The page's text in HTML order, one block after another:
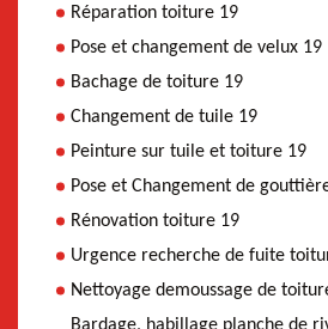
Réparation toiture 19
Pose et changement de velux 19
Bachage de toiture 19
Changement de tuile 19
Peinture sur tuile et toiture 19
Pose et Changement de
Rénovation toiture 19
Urgence recherche de fuite
Nettoyage demoussage de
Bardage, habillage planche de